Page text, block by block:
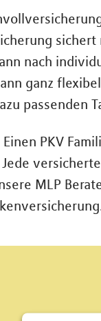
nach
ganz
passenden
Einen PKV
MLP